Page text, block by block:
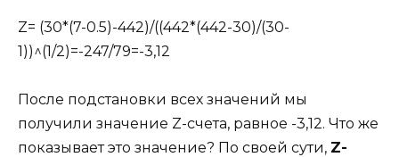
Z= (30*(7-0.5)-442)/((442*(442-30)/(30-
1))^(1/2)=-247/79=-3,12
После подстановки всех значений мы
получили значение Z-счета, равное -3,12. Что же
показывает это значение? По своей сути, Z-